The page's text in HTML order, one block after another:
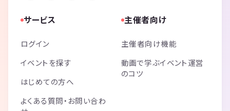
サービス
ログイン
イベントを探す
はじめての方へ
よくある質問・お問い合わ
主催者向け
主催者向け機能
動画で学ぶイベント運営
のコツ